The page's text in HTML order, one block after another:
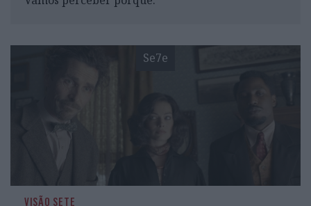
Se7e
VISÃO SETE